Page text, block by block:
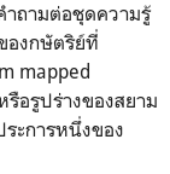
ำถามต่อชุดความรู้
องกษัตริย์ที่
mapped
รือรูปร่างของสยาม
ะการหนึ่งของ